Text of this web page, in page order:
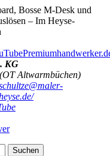
Bosse M-Desk und
– Im Heyse-
KG
Altwarmbüchen)
Suchen